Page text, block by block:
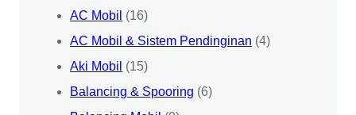
AC Mobil (16)
AC Mobil & Sistem Pendinginan (4)
Aki Mobil (15)
Balancing & Spooring (6)